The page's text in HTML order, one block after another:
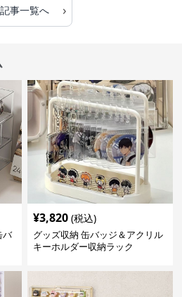
記事一覧へ ›
バ
¥3,820 (税込)
グッズ収納 缶バッジ＆アクリル
キーホルダー収納ラック